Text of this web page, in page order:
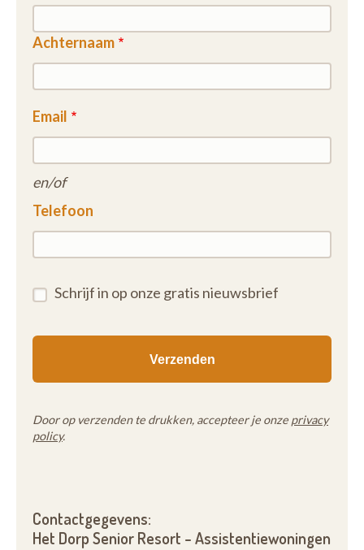
Achternaam
Email
en/of
Telefoon
Schrijf in op onze gratis nieuwsbrief
Door op verzenden te drukken, accepteer je onze privacy
policy.
Contactgegevens:
Het Dorp Senior Resort - Assistentiewoningen